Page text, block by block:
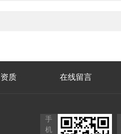
质 在线留言
手
机